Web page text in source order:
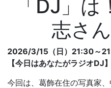
「DJ」
志さん
2026/3/15（日）21:30～
【今日はあなたがラジオDJ】
今回は、葛飾在住の写真家